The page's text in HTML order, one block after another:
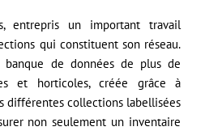
entrepris un important travail
qui constituent son réseau.
de données de plus de
et horticoles, créée grâce à
différentes collections labellisées
non seulement un inventaire